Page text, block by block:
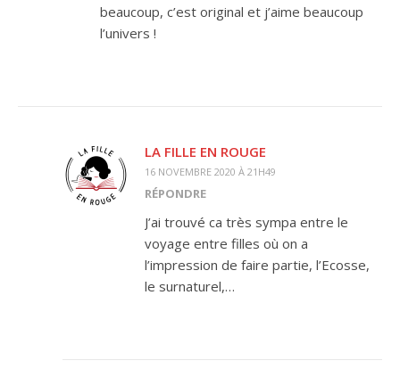
beaucoup, c’est original et j’aime beaucoup
l’univers !
LA FILLE EN ROUGE
16 NOVEMBRE 2020 À 21H49
RÉPONDRE
J’ai trouvé ca très sympa entre le
voyage entre filles où on a
l’impression de faire partie, l’Ecosse,
le surnaturel,…